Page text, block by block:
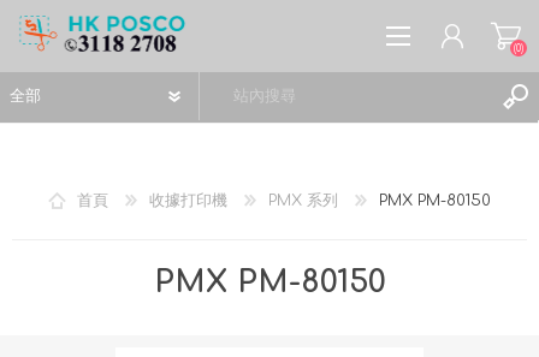
(0)
首頁 收據打印機 PMX 系列 PMX PM-80150
PMX PM-80150